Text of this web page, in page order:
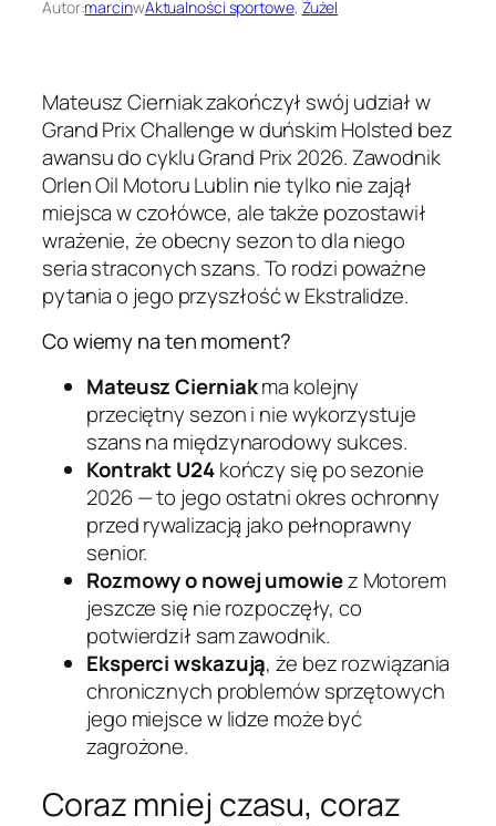
Autor:marcinwAktualności sportowe, Żużel
Mateusz Cierniak zakończył swój udział w
Grand Prix Challenge w duńskim Holsted bez
awansu do cyklu Grand Prix 2026. Zawodnik
Orlen Oil Motoru Lublin nie tylko nie zajął
miejsca w czołówce, ale także pozostawił
wrażenie, że obecny sezon to dla niego
seria straconych szans. To rodzi poważne
pytania o jego przyszłość w Ekstralidze.
Co wiemy na ten moment?
Mateusz Cierniakma kolejny
przeciętny sezon i nie wykorzystuje
szans na międzynarodowy sukces.
Kontrakt U24kończy się po sezonie
2026 — to jego ostatni okres ochronny
przed rywalizacją jako pełnoprawny
senior.
Rozmowy o nowej umowiez Motorem
jeszcze się nie rozpoczęły, co
potwierdził sam zawodnik.
Eksperci wskazują, że bez rozwiązania
chronicznych problemów sprzętowych
jego miejsce w lidze może być
zagrożone.
Coraz mniej czasu, coraz